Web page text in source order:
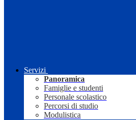
Servizi
Panoramica
Famiglie e studenti
Personale scolastico
Percorsi di studio
Modulistica